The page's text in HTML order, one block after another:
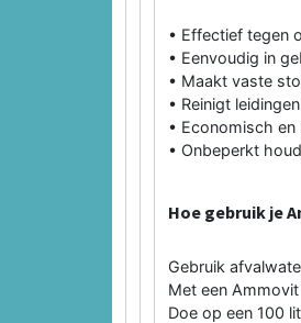
• Effectief tegen
• Eenvoudig in
• Maakt vaste
• Reinigt
• Economisch en
• Onbeperkt
Hoe gebruik je
Gebruik
Met een
Doe op een 100